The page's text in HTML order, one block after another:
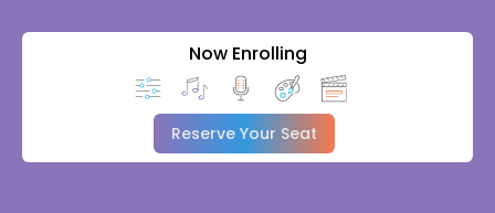
Now Enrolling
Reserve Your Seat